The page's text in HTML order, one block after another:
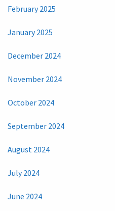
February 2025
January 2025
December 2024
November 2024
October 2024
September 2024
August 2024
July 2024
June 2024